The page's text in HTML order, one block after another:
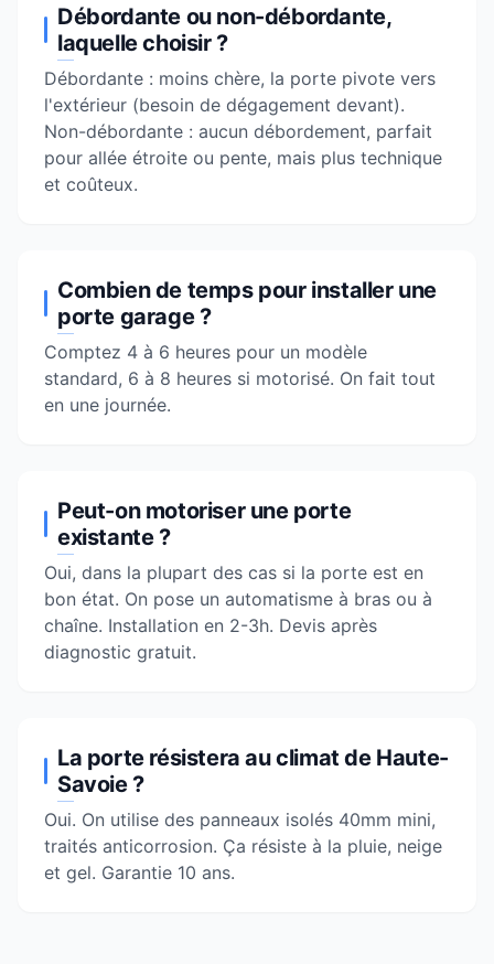
Débordante ou non-débordante,
laquelle choisir ?
Débordante : moins chère, la porte pivote vers
l'extérieur (besoin de dégagement devant).
Non-débordante : aucun débordement, parfait
pour allée étroite ou pente, mais plus technique
et coûteux.
Combien de temps pour installer une
porte garage ?
Comptez 4 à 6 heures pour un modèle
standard, 6 à 8 heures si motorisé. On fait tout
en une journée.
Peut-on motoriser une porte
existante ?
Oui, dans la plupart des cas si la porte est en
bon état. On pose un automatisme à bras ou à
chaîne. Installation en 2-3h. Devis après
diagnostic gratuit.
La porte résistera au climat de Haute-
Savoie ?
Oui. On utilise des panneaux isolés 40mm mini,
traités anticorrosion. Ça résiste à la pluie, neige
et gel. Garantie 10 ans.